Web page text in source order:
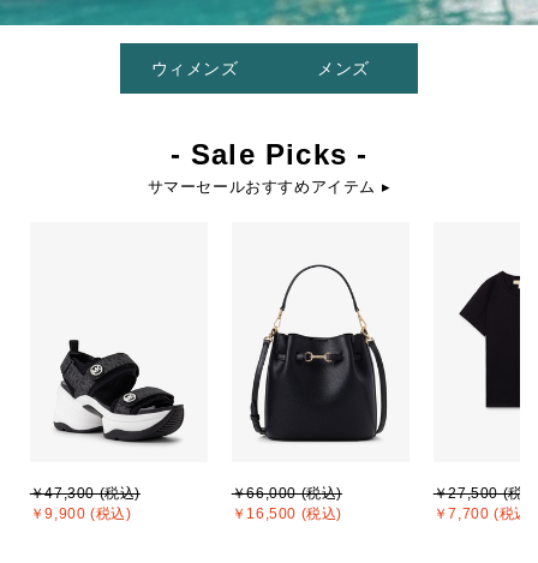
ウィメンズ メンズ
- Sale Picks -
サマーセールおすすめアイテム ▸
￥47,300 (税込)
￥9,900 (税込)
￥66,000 (税込)
￥16,500 (税込)
￥27,500 (税
￥7,700 (税込)